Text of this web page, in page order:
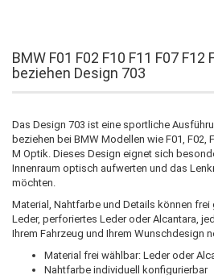
BMW F01 F02 F10 F11 F07 F12
beziehen Design 703
Das Design 703 ist eine sportliche
beziehen bei BMW Modellen wie F01, F02,
M Optik. Dieses Design eignet sich
Innenraum optisch aufwerten und das
möchten.
Material, Nahtfarbe und Details können
Leder, perforiertes Leder oder Alcantara,
Ihrem Fahrzeug und Ihrem Wunschdesign
Material frei wählbar: Leder oder
Nahtfarbe individuell konfigurierbar